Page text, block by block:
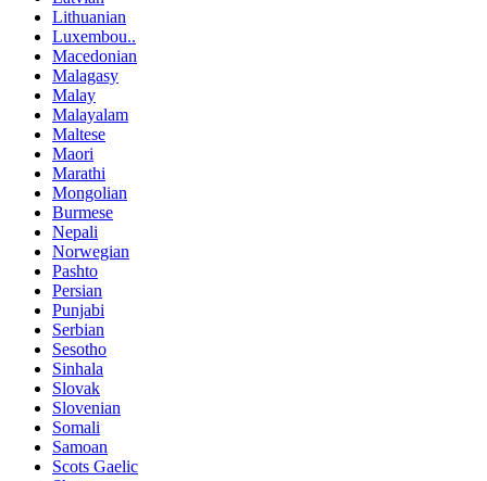
Lithuanian
Luxembou..
Macedonian
Malagasy
Malay
Malayalam
Maltese
Maori
Marathi
Mongolian
Burmese
Nepali
Norwegian
Pashto
Persian
Punjabi
Serbian
Sesotho
Sinhala
Slovak
Slovenian
Somali
Samoan
Scots Gaelic